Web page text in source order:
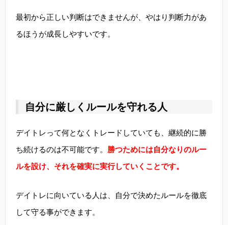
最初から正しい判断はできませんが、やはり判断力があ
るほうが成長しやすいです。
自分に厳しくルールを守れる人
デイトレって何となくトレードしていても、継続的に勝
ち続けるのは不可能です。 勝つためには自分なりのルー
ルを設け、それを確実に実行していくことです。
デイトレに向いている人は、自分で決めたルールを徹底
して守る事ができます。